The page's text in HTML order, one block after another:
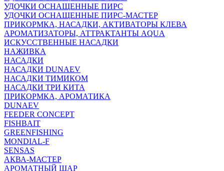
УДОЧКИ ОСНАЩЕННЫЕ ПИРС
УДОЧКИ ОСНАЩЕННЫЕ ПИРС-МАСТЕР
ПРИКОРМКА, НАСАДКИ, АКТИВАТОРЫ КЛЕВА
АРОМАТИЗАТОРЫ, АТТРАКТАНТЫ AQUA
ИСКУССТВЕННЫЕ НАСАДКИ
НАЖИВКА
НАСАДКИ
НАСАДКИ DUNAEV
НАСАДКИ ТИМИКОМ
НАСАДКИ ТРИ КИТА
ПРИКОРМКА, АРОМАТИКА
DUNAEV
FEEDER CONCEPT
FISHBAIT
GREENFISHING
MONDIAL-F
SENSAS
АКВА-МАСТЕР
АРОМАТНЫЙ ШАР